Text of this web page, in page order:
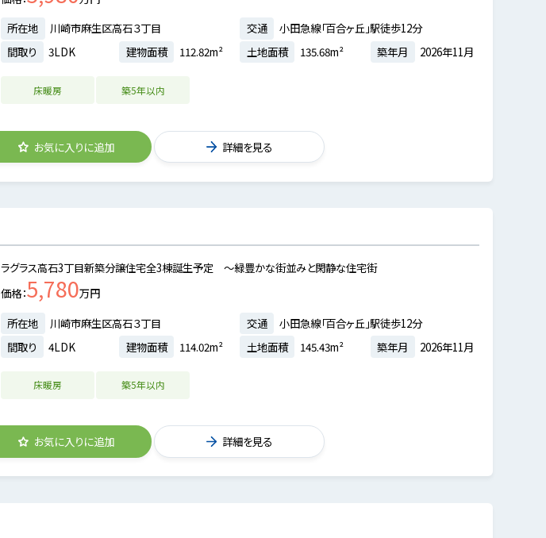
所在地
川崎市麻生区高石３丁目 交通
小田急線「百合ヶ丘」駅徒歩12分
間取り
3LDK 建物面積 112.82m² 土地面積 135.68m² 築年月 2026年11月
床暖房 築5年以内
お気に入りに追加 詳細を見る
ラグラス高石3丁目新築分譲住宅全3棟誕生予定 ～緑豊かな街並みと閑静な住宅街
価格 5,780万円
所在地
川崎市麻生区高石３丁目 交通
小田急線「百合ヶ丘」駅徒歩12分
間取り
4LDK 建物面積 114.02m² 土地面積 145.43m² 築年月 2026年11月
床暖房 築5年以内
お気に入りに追加 詳細を見る